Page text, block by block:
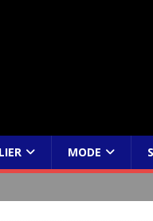
MODE